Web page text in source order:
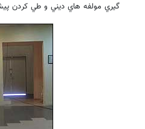
گيري مولفه هاي ديني و طي كردن